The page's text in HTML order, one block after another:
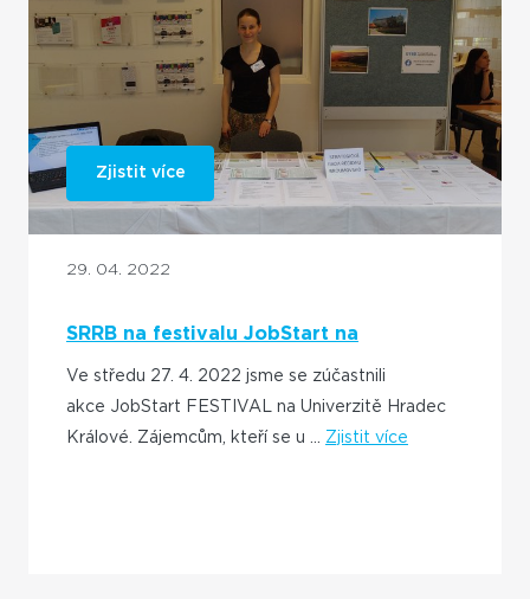
Zjistit více
29. 04. 2022
SRRB na festivalu JobStart na
Ve středu 27. 4. 2022 jsme se zúčastnili
akce JobStart FESTIVAL na Univerzitě Hradec
Králové. Zájemcům, kteří se u ... Zjistit více